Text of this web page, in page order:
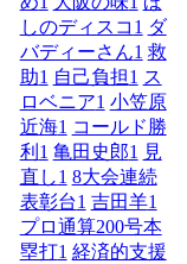
しのディスコ 1 ダ
バディーさん1 救
助1 自己負担1 ス
ロベニア1 小笠原
近海1 コールド勝
利 1 亀田史郎1 見
直し1 8大会連続
表彰台1 吉田羊1
プロ通算200号本
塁打1 経済的支援